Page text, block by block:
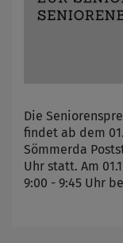
Die
findet ab dem
Sömmerda
Uhr statt. Am
9:00 - 9:45 Uhr